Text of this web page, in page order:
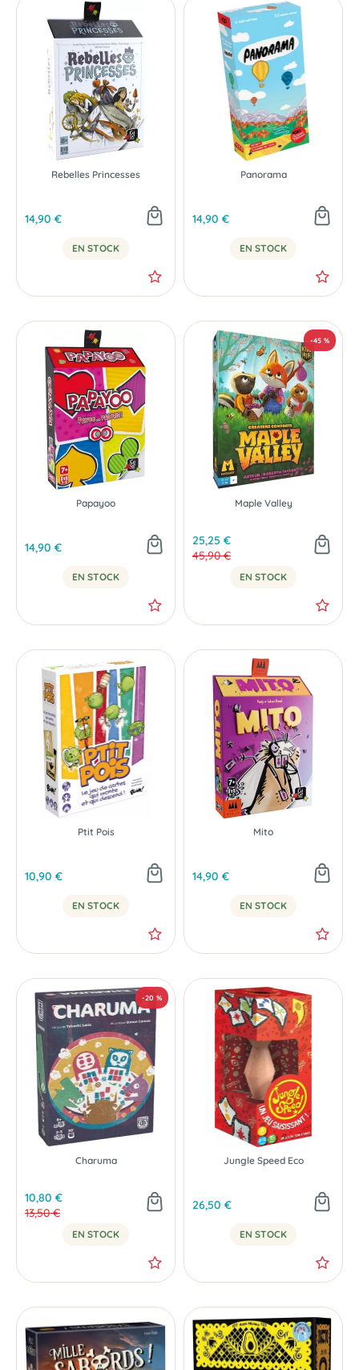
Rebelles Princesses
14,90 €
EN STOCK
Panorama
14,90 €
EN STOCK
Papayoo
14,90 €
EN STOCK
Maple Valley
25,25 €
45,90 €
EN STOCK
Ptit Pois
10,90 €
EN STOCK
Mito
14,90 €
EN STOCK
Charuma
10,80 €
13,50 €
EN STOCK
Jungle Speed Eco
26,50 €
EN STOCK